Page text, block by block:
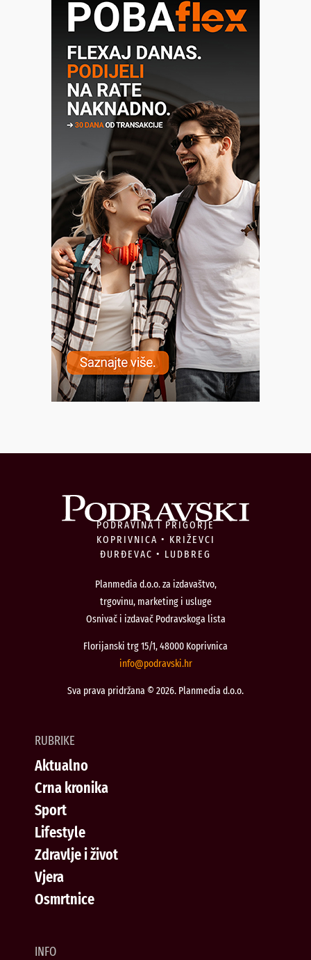
PODRAVINA I PRIGORJE
KOPRIVNICA • KRIŽEVCI
ĐURĐEVAC • LUDBREG
Planmedia d.o.o. za izdavaštvo,
trgovinu, marketing i usluge
Osnivač i izdavač Podravskoga lista
Florijanski trg 15/1, 48000 Koprivnica
rh.iksvardop
@ofni
Sva prava pridržana © 2026. Planmedia d.o.o.
RUBRIKE
Aktualno
Crna kronika
Sport
Lifestyle
Zdravlje i život
Vjera
Osmrtnice
INFO